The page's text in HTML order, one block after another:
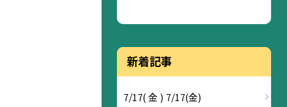
新着記事
7/17( 金 ) 7/17(金)